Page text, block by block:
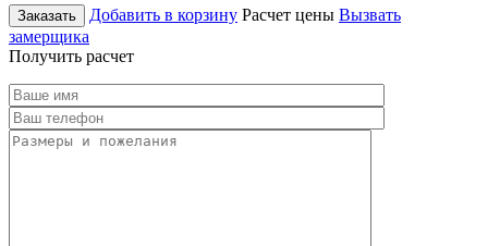
Заказать Добавить в корзину Расчет цены Вызвать
замерщика
Получить расчет